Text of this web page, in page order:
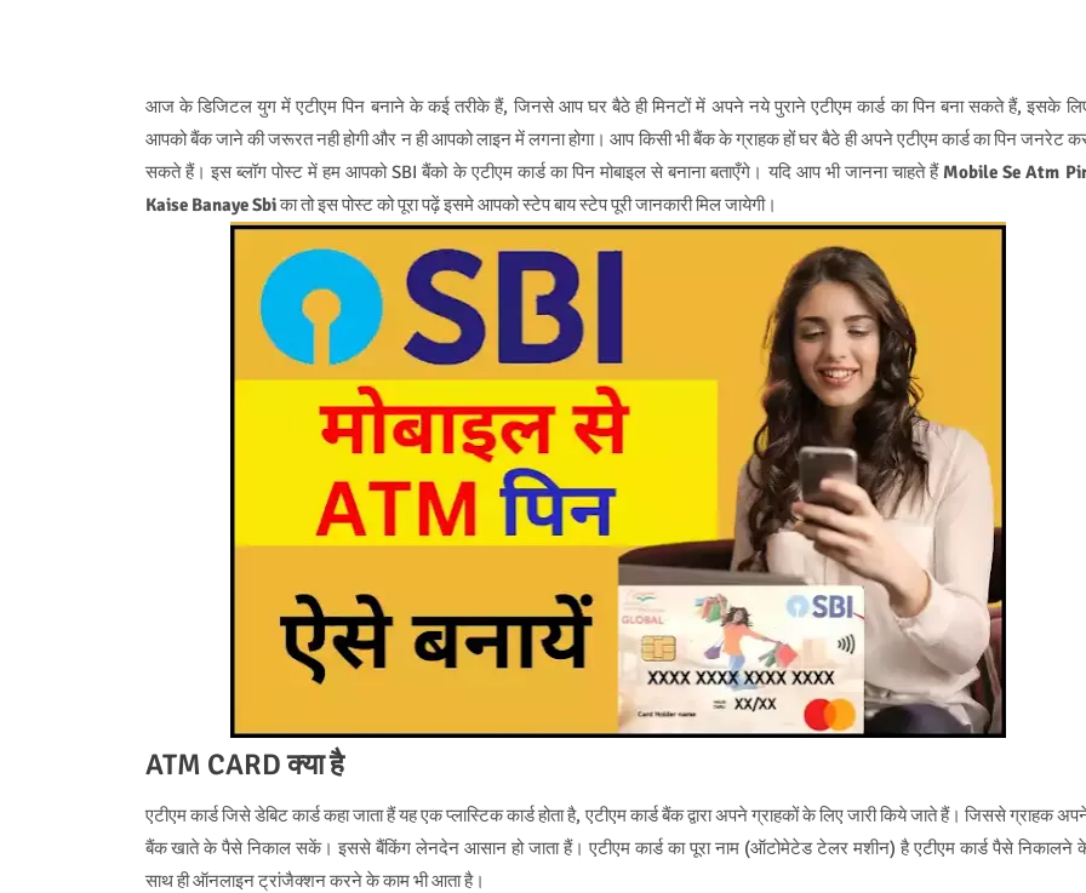
आज के डिजिटल युग में एटीएम पिन बनाने के कई तरीके हैं, जिनसे आप घर बैठे ही मिनटों में अपने नये पुराने एटीएम कार्ड का पिन बना सकते हैं, इसके
आपको बैंक जाने की जरूरत नही होगी और न ही आपको लाइन में लगना होगा। आप किसी भी बैंक के ग्राहक हों घर बैठे ही अपने एटीएम कार्ड का पिन जनरेट
सकते हैं। इस ब्लॉग पोस्ट में हम आपको SBI बैंको के एटीएम कार्ड का पिन मोबाइल से बनाना बताएँगे। यदि आप भी जानना चाहते हैंMobile Se Atm
Kaise Banaye Sbiका तो इस पोस्ट को पूरा पढ़ें इसमे आपको स्टेप बाय स्टेप पूरी जानकारी मिल जायेगी।
ATM CARD क्या है
एटीएम कार्ड जिसे डेबिट कार्ड कहा जाता हैं यह एक प्लास्टिक कार्ड होता है, एटीएम कार्ड बैंक द्वारा अपने ग्राहकों के लिए जारी किये जाते हैं। जिससे ग्राहक
बैंक खाते के पैसे निकाल सकें। इससे बैंकिंग लेनदेन आसान हो जाता हैं। एटीएम कार्ड का पूरा नाम (ऑटोमेटेड टेलर मशीन) है एटीएम कार्ड पैसे निकालने
साथ ही ऑनलाइन ट्रांजैक्‍शन करने के काम भी आता है।